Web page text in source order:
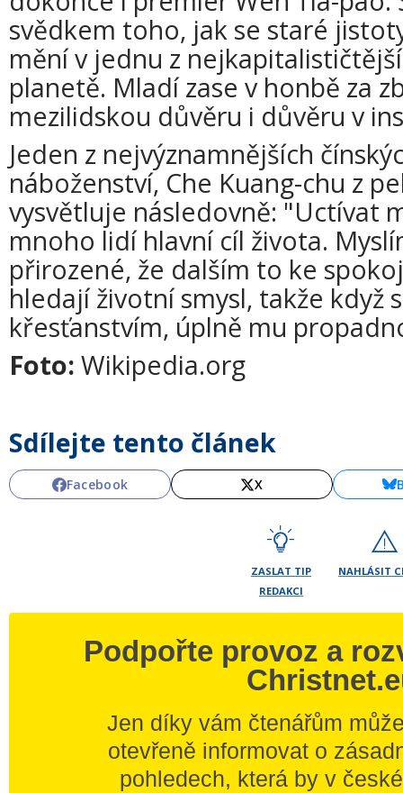
svědkem toho, jak se staré
mění v jednu z
planetě. Mladí zase v honbě za
mezilidskou důvěru i důvěru v
Jeden z nejvýznamnějších
náboženství, Che Kuang-chu z
vysvětluje následovně: "Uctívat
mnoho lidí hlavní cíl života.
přirozené, že dalším to ke
hledají životní smysl, takže když
křesťanstvím, úplně mu
Foto: Wikipedia.org
Sdílejte tento článek
Facebook X
ZASLAT TIP
REDAKCI
NAHLÁSIT